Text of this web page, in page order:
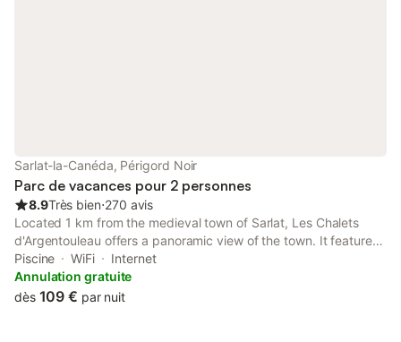
Sarlat-la-Canéda, Périgord Noir
Parc de vacances pour 2 personnes
8.9Très bien⋅270 avis
Located 1 km from the medieval town of Sarlat, Les Chalets
d'Argentouleau offers a panoramic view of the town. It features
an outdoor swimming pool with a paddling pool and snack bar
selling ice creams.
Piscine WiFi
Internet
Annulation gratuite
dès 109 € par nuit